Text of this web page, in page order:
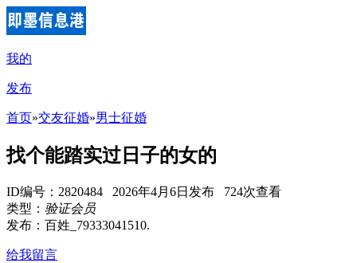
我的
发布
首页»交友征婚»男士征婚
找个能踏实过日子的女的
ID编号：2820484 2026年4月6日发布 724次查看
类型： 验证会员
发布：百姓_79333041510.
给我留言